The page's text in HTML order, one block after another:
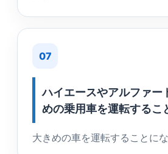
07
ハイエースやアルファー
めの乗用車を運転するこ
大きめの車を運転することにな